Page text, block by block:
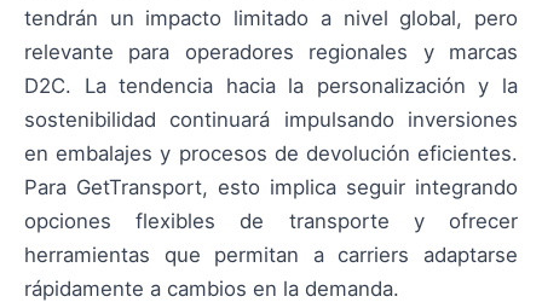
tendrán un impacto limitado a nivel global, pero
relevante para operadores regionales y marcas
D2C. La tendencia hacia la personalización y la
sostenibilidad continuará impulsando inversiones
en embalajes y procesos de devolución eficientes.
Para GetTransport, esto implica seguir integrando
opciones flexibles de transporte y ofrecer
herramientas que permitan a carriers adaptarse
rápidamente a cambios en la demanda.